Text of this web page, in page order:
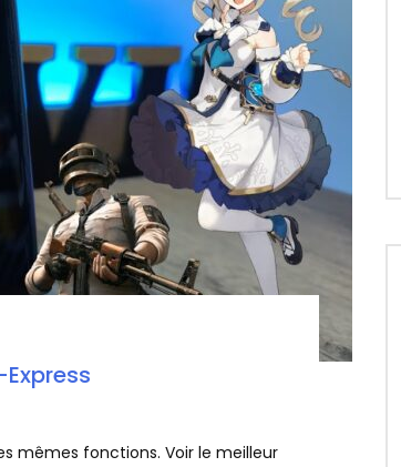
mêmes fonctions. Voir le meilleur